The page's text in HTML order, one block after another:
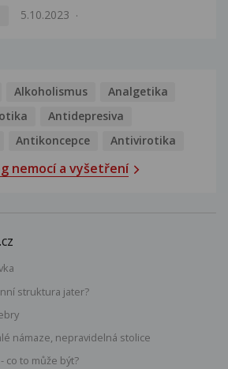
5.10.2023
Alkoholismus
Analgetika
Antidepresiva
Antikoncepce Antivirotika
nemocí a vyšetření
struktura jater?
námaze, nepravidelná stolice
co to může být?